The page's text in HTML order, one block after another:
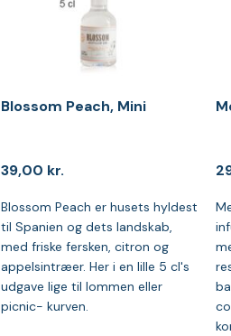
Blossom Peach, Mini
39,00 kr.
Blossom Peach er husets hyldest
til Spanien og dets landskab,
med friske fersken, citron og
appelsintræer. Her i en lille 5 cl's
udgave lige til lommen eller
picnic- kurven.